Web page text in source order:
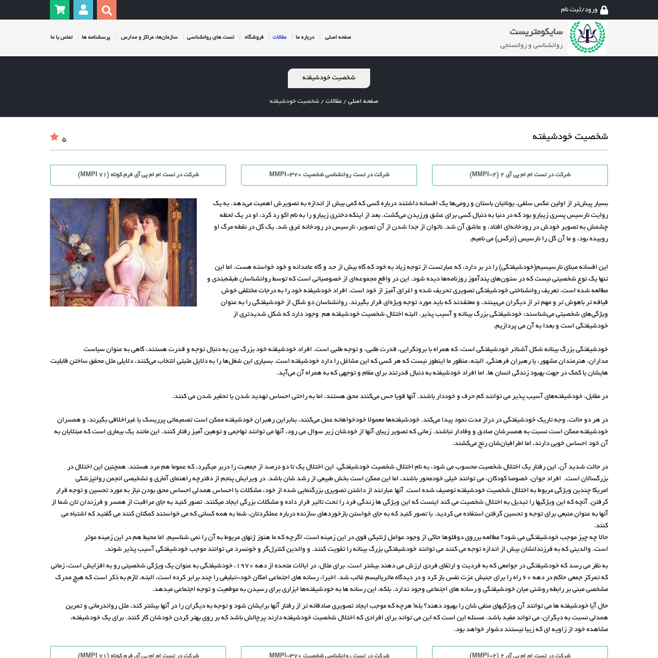
ورود/ثبت نام
سایکومتریست
روانشناسی و روانسنجی
صفحه اصلی درباره ما مقالات فروشگاه تست های روانشناسی سازمان‌ها، مراکز و مدارس پرسشنامه ها تماس با ما
شخصیت خودشیفته
صفحه اصلی / مقالات / شخصیت خودشیفته
شخصیت خودشیفته 5
شرکت در تست ام ام پی آی 2 (MMPI-2) شرکت در تست روانشناسی شخصیت MMPI-370 شرکت در تست ام ام پی آی فرم کوتاه (71 MMPI)
بسیار پیش‌تر از اولین عکس سلفی، یونانیان باستان و رومی‌ها یک افسانه داشتند درباره کسی که کمی بیش از اندازه به تصویرش اهمیت می‌دهد. به یک
روایت نارسیس پسری زیبارو بود که در دنیا به دنبال کسی برای عشق ورزیدن می‌گشت. بعد از اینکه دختری زیبارو را به نام اکو رد کرد، او در یک لحظه
چشمش به تصویر خودش در رودخانه‌ای افتاد، و عاشق آن شد. ناتوان از جدا شدن از آن تصویر، نارسیس در رودخانه غرق شد. یک گل در نقطه مرگ او
روییده بود، و ما آن گل را نارسیس (نرگس) می نامیم.
این افسانه مبنای نارسیسیم(خودشیفتگی) را در بر دارد، که عبارتست از توجه زیاد به خود که گاه بیش از حد و گاه عامدانه و خود خواسته هست. اما این
تنها یک نوع شخصیتی نیست که در ستون‌های پندآموز روزنامه‌ها دیده شود. این در واقع مجموعه‌ای از خصوصیاتی است که توسط روانشناسان طبقه‌بندی و
مطالعه شده است. تعریف روانشناختی خودشیفتگی تصویری تحریف شده و اغراق آمیز از خود است. افراد خودشیفته خود را به درجات مختلفی خوش
قیافه تر باهوش تر و مهم تر از دیگران می‌بینند، و معتقدند که باید مورد توجه ویژه‌ای قرار بگیرند. روانشناسان دو شکل از خودشیفتگی را به عنوان
ویژگی‌های شخصیتی می‌شناسند: خودشیفتگی بزرگ بینانه و آسیب پذیر. البته اختلال شخصیت خودشیفته هم ‌ وجود دارد که شکل شدیدتری از
خودشیفتگی است و بعدا به آن می پردازیم.
خودشیفتگی بزرگ بینانه شکل آشناتر خودشیفتگی است، که همراه با برونگرایی، قدرت طلبی، و توجه طلبی است. افراد خودشیفته خود بزرگ بین به دنبال توجه و قدرت هستند، گاهی به عنوان سیاست
مداران، هنرمندان مشهور، یا رهبران فرهنگی. البته، منظور ما اینطور نیست که هر کسی که این مشاغل را دارد خودشیفته است. بسیاری این شغل‌ها را به دلایل مثبتی انتخاب می‌کنند، دلایلی مثل محقق ساختن قابلیت
هایشان یا کمک در جهت بهبود زندگی انسان ها. اما افراد خودشیفته به دنبال قدرتند برای مقام و توجهی که به همراه آن می‌آید.
در مقابل، خودشیفته‌های آسیب پذیر می توانند کم حرف و خوددار باشند. آنها قویا حس می‌کنند محق هستند، اما به راحتی احساس تهدید شدن یا تحقیر شدن می کنند.
در هر دو حالت، وجه تاریک خودشیفتگی در دراز مدت نمود پیدا می‌کند. خودشیفته‌ها معمولا خودخواهانه عمل می‌کنند، بنابراین رهبران خودشیفته ممکن است تصمیماتی پرریسک یا غیراخلاقی بگیرند، و همسران
خودشیفته ممکن است نسبت به همسرشان صادق و وفادار نباشند. زمانی که تصویر زیبای آنها از خودشان زیر سوال می رود، آنها می توانند تهاجمی و توهین آمیز رفتار کنند. این مانند یک بیماری است که مبتلایان به
آن خود احساس خوبی دارند، اما اطرافیان‌شان رنج می‌کشند.
در حالت شدید آن، این رفتار یک اختلال شخصیت محسوب می شود، به نام اختلال شخصیت خودشیفتگی. این اختلال یک تا دو درصد از جمعیت را دربر میگیرد، که عموما هم مرد هستند. همچنین این اختلال در
بزرگسالان است. افراد جوان، خصوصا کودکان، می توانند خیلی خودمحور باشند، اما این ممکن است بخش طبیعی از رشد شان باشد. در ویرایش پنجم از دفترچه راهنمای آماری و تشخیصی انجمن روانپزشکی
امریکا چندین ویژگی مربوط به اختلال شخصیت خودشیفته توصیف شده است. آنها عبارتند از داشتن تصویری بزرگنمایی شده از خود، مشکلات با احساس همدلی احساس محق بودن نیاز به مورد تحسین و توجه قرار
گرفتن. آنچه که این ویژگیها را تبدیل به اختلال شخصیت می کند اینست که این ویژگی ها زندگی فرد را تحت تاثیر قرار داده و مشکلات بزرگی ایجاد میکنند. تصور کنید به جای مراقبت از همسر و فرزندان تان شما از
آنها به عنوان منبعی برای توجه و تحسین گرفتن استفاده می کردید. یا تصور کنید که به جای خواستن بازخوردهای سازنده درباره عملکردتان، شما به همه کسانی که می خواستند کمکتان کنند می گفتید که اشتباه می
کنند.
حالا چه چیز موجب خودشیفتگی می شود؟ مطالعه برروی دوقلوها حاکی از وجود عوامل ژنتیکی قوی‌ در این زمینه است، اگرچه که ما هنوز ژنهای مربوط به آن را نمی شناسیم. اما محیط هم در این زمینه موثر
است. والدینی که به فرزندانشان بیش از اندازه توجه می کنند می توانند خودشیفتگی بزرگ بینانه را تقویت کنند. و والدین کنترل‌گر و خونسرد می توانند موجب خودشیفتگی آسیب پذیر شوند.
به نظر می رسد که خودشیفتگی در جوامعی که به فردیت و ارتقای فردی ارزش می دهند بیشتر است. برای مثال، در ایالات متحده از دهه 1970، خودشیفتگی به عنوان یک ویژگی شخصیتی رو به افزایش است، زمانی
که تمرکز جمعی حاکم در دهه 60 راه را برای جنبش عزت نفس باز کرد و در دیدگاه ماتریالیسم غالب شد. اخیرا، رسانه های اجتماعی امکان خود-تبلیغی را چند برابر کرده است، البته، لازم به ذکر است که هیچ مدرک
مشخصی مبنی بر رابطه روشنی میان خودشیفتگی و رسانه های اجتماعی وجود ندارد. بلکه، این رسانه ها به خودشیفته‌ها ابزاری برای رسیدن به موقعیت و توجه اجتماعی میدهد.
حال‌ آیا خودشیفته ها می توانند آن ویژگیهای منفی شان را بهبود دهند؟ بله! هرچه که موجب ایجاد تصویری صادقانه تر از رفتار آنها برایشان شود و توجه به دیگران را در آنها بیشتر کند، مثل رواندرمانی و تمرین
همدلی نسبت به دیگران، می تواند مفید باشد. مسئله این است که این می تواند برای افرادی که اختلال شخصیت خودشیفته دارند پرچالش باشد که بر روی بهتر کردن خودشان کار کنند. برای یک خودشیفته،
مشاهده خود از زاویه ای که زیبا نیستند دشوار خواهد بود.
شرکت در تست ام ام پی آی 2 (MMPI-2) شرکت در تست روانشناسی شخصیت MMPI-370 شرکت در تست ام ام پی آی فرم کوتاه (71 MMPI)